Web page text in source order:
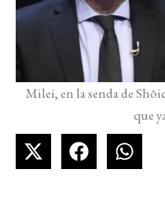
Milei, en la senda de
que